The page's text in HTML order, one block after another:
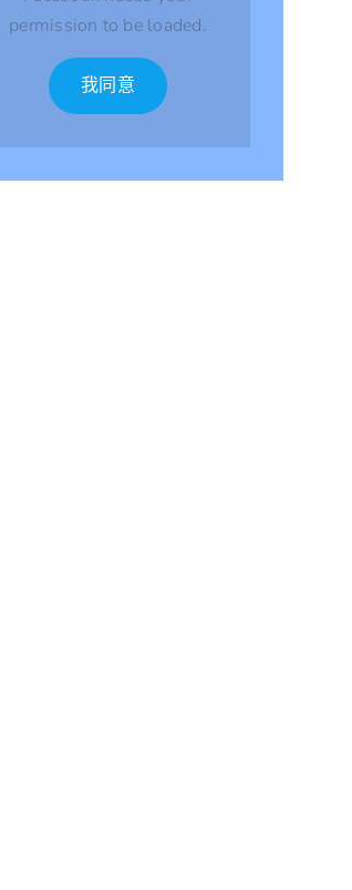
permission to be loaded.
我同意